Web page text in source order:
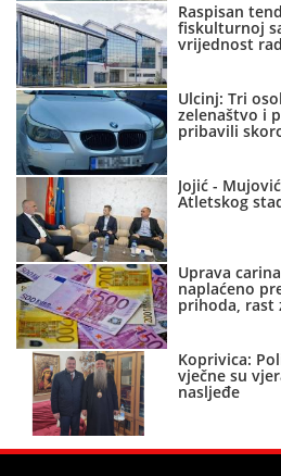
Raspisan
fiskulturnoj
vrijednost
Ulcinj: Tri
zelenaštvo i
pribavili
Jojić -
Atletskog
Uprava
naplaćeno
prihoda, rast
Koprivica:
vječne su
nasljeđe